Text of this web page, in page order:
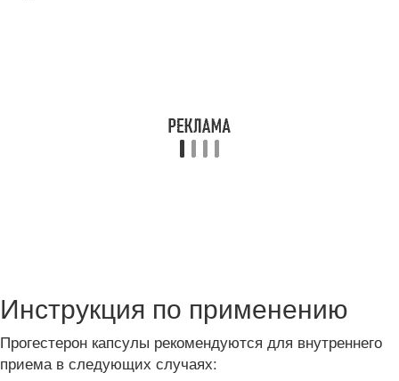
Инструкция по применению
Прогестерон капсулы рекомендуются для внутреннего
приема в следующих случаях: